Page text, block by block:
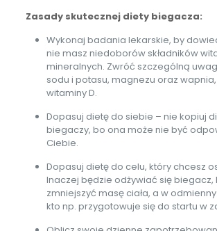
Zasady skutecznej diety biegacza:
Wykonaj badania lekarskie, by
nie masz niedoborów składników
mineralnych. Zwróć szczególną
sodu i potasu, magnezu oraz
witaminy D.
Dopasuj dietę do siebie – nie kopiuj
biegaczy, bo ona może nie być
Ciebie.
Dopasuj dietę do celu, który chcesz
Inaczej będzie odżywiać się biegacz,
zmniejszyć masę ciała, a w
kto np. przygotowuje się do startu w